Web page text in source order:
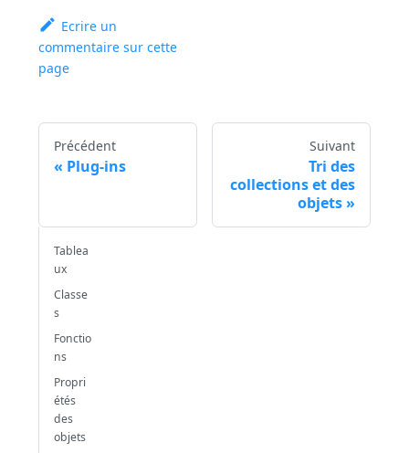
Ecrire un
commentaire sur cette
page
Précédent
Plug-ins
Suivant
Tri des
collections et des
objets
Tablea
ux
Classe
s
Fonctio
ns
Propri
étés
des
objets